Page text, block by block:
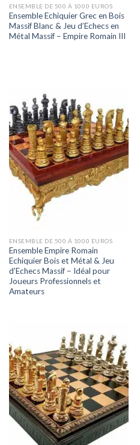
ENSEMBLE DE 500 À 1000 EUROS
Ensemble Echiquier Grec en Bois
Massif Blanc & Jeu d’Echecs en
Métal Massif – Empire Romain III
ENSEMBLE DE 500 À 1000 EUROS
Ensemble Empire Romain
Echiquier Bois et Métal & Jeu
d’Echecs Massif – Idéal pour
Joueurs Professionnels et
Amateurs